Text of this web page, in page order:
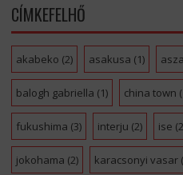
CÍMKEFELHŐ
akabeko (2) asakusa (1)
balogh gabriella (1) china town
fukushima (3) interju (2) ise
jokohama (2) karacsonyi vasar